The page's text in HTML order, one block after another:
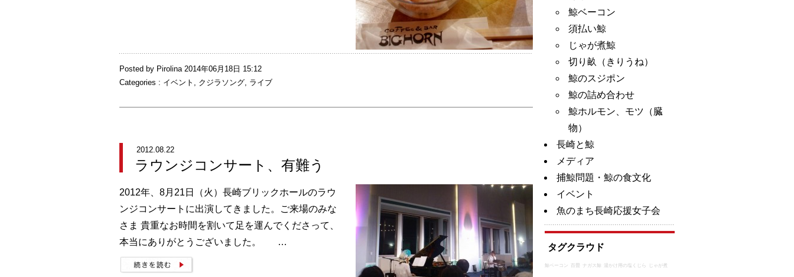
Posted by Pirolina 2014年06月18日 15:12
Categories : イベント , クジラソング, ライブ
2012.08.22
ラウンジコンサート、有難う
2012年、8月21日（火）長崎ブリックホールのラウ
ンジコンサートに出演してきました。ご来場のみな
さま 貴重なお時間を割いて足を運んでくださって、
本当にありがとうございました。 …
鯨ベーコン
須払い鯨
じゃが煮鯨
切り畝（きりうね）
鯨のスジポン
鯨の詰め合わせ
鯨ホルモン、モツ（臓
物）
長崎と鯨
メディア
捕鯨問題・鯨の食文化
イベント
魚のまち長崎応援女子会
タグクラウド
鯨ベーコン 百畳 ナガス鯨 湯かけ用の塩くじら じゃが煮